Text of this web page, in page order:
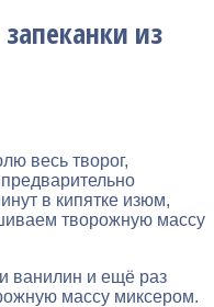
из
весь творог,
в кипятке изюм,
творожную массу
ванилин и ещё раз
массу миксером.